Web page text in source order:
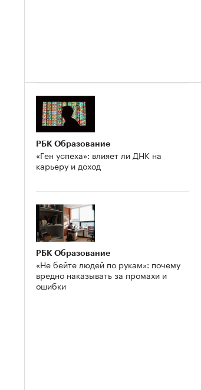
РБК Образование
«Ген успеха»: влияет ли ДНК на
карьеру и доход
РБК Образование
«Не бейте людей по рукам»: почему
вредно наказывать за промахи и
ошибки